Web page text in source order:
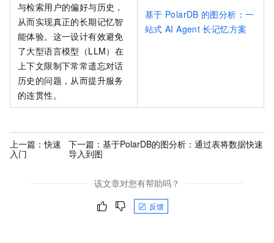
与检索用户的偏好与历史，
从而实现真正的长期记忆智
能体验。这一设计有效避免
了大型语言模型（LLM）在
上下文限制下常常遗忘对话
历史的问题，从而提升服务
的连贯性。
基于 PolarDB 的图分析：一
站式 AI Agent 长记忆方案
上一篇：快速
入门
下一篇： 基于PolarDB的图分析：通过表将数据快速
导入到图
该文章对您有帮助吗？
反馈